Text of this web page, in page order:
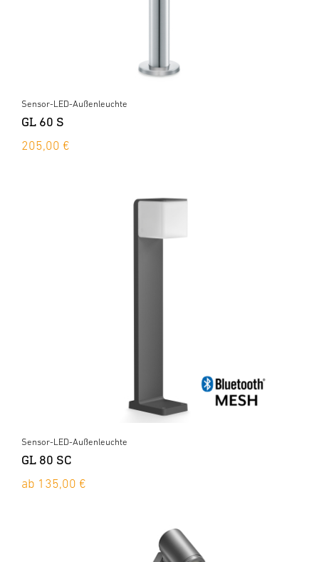
Sensor-LED-Außenleuchte
GL 60 S
205,00 €
Sensor-LED-Außenleuchte
GL 80 SC
ab 135,00 €